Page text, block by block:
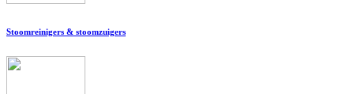
Stoomreinigers & stoomzuigers